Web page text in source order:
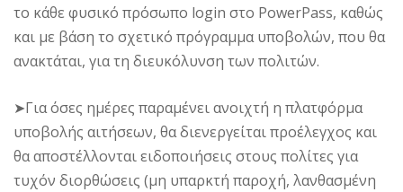
το κάθε φυσικό πρόσωπο login στο PowerPass, καθώς
και με βάση το σχετικό πρόγραμμα υποβολών, που θα
ανακτάται, για τη διευκόλυνση των πολιτών.
➤Για όσες ημέρες παραμένει ανοιχτή η πλατφόρμα
υποβολής αιτήσεων, θα διενεργείται προέλεγχος και
θα αποστέλλονται ειδοποιήσεις στους πολίτες για
τυχόν διορθώσεις (μη υπαρκτή παροχή, λανθασμένη